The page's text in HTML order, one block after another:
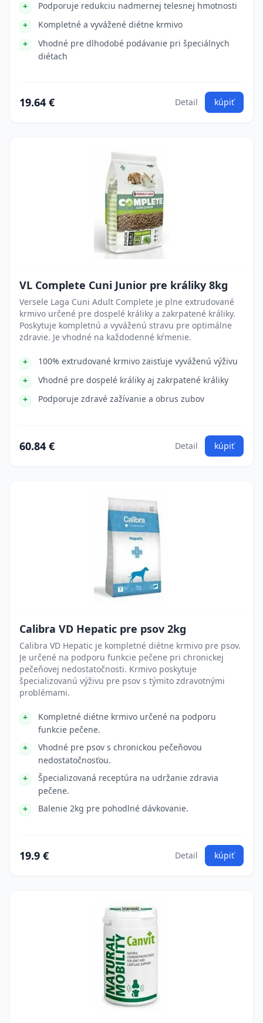
Podporuje redukciu nadmernej telesnej hmotnosti
Kompletné a vyvážené diétne krmivo
Vhodné pre dlhodobé podávanie pri špeciálnych
diétach
19.64 € Detail kúpiť
VL Complete Cuni Junior pre králiky 8kg
Versele Laga Cuni Adult Complete je plne extrudované
krmivo určené pre dospelé králiky a zakrpatené králiky.
Poskytuje kompletnú a vyváženú stravu pre optimálne
zdravie. Je vhodné na každodenné kŕmenie.
100% extrudované krmivo zaisťuje vyváženú výživu
Vhodné pre dospelé králiky aj zakrpatené králiky
Podporuje zdravé zažívanie a obrus zubov
60.84 € Detail kúpiť
Calibra VD Hepatic pre psov 2kg
Calibra VD Hepatic je kompletné diétne krmivo pre psov.
Je určené na podporu funkcie pečene pri chronickej
pečeňovej nedostatočnosti. Krmivo poskytuje
špecializovanú výživu pre psov s týmito zdravotnými
problémami.
Kompletné diétne krmivo určené na podporu
funkcie pečene.
Vhodné pre psov s chronickou pečeňovou
nedostatočnosťou.
Špecializovaná receptúra na udržanie zdravia
pečene.
Balenie 2kg pre pohodlné dávkovanie.
19.9 € Detail kúpiť